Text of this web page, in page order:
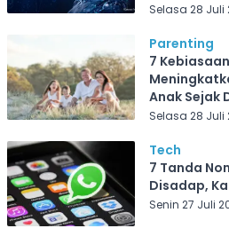
Selasa 28 Juli
Parenting
7
Anak Sejak
Selasa 28 Juli
Tech
7 Tanda
Disadap,
Senin 27 Juli